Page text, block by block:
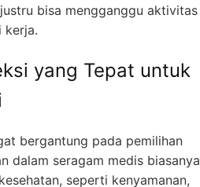
bisa mengganggu aktivitas
kerja.
yang Tepat untuk
bergantung pada pemilihan
dalam seragam medis biasanya
seperti kenyamanan,